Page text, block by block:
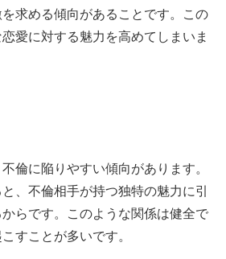
求める傾向があることです。この
愛に対する魅力を高めてしまいま
倫に陥りやすい傾向があります。
、不倫相手が持つ独特の魅力に引
らです。このような関係は健全で
すことが多いです。